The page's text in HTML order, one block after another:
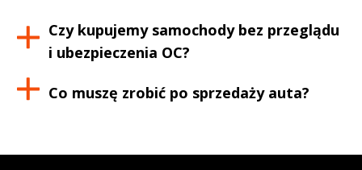
Czy kupujemy samochody bez przeglądu
i ubezpieczenia OC?
Co muszę zrobić po sprzedaży auta?